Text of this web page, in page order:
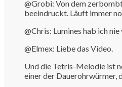
@Grobi: Von dem
beeindruckt. Läuft immer
@Chris: Lumines hab ich
@Elmex: Liebe das Video.
Und die Tetris-Melodie ist
einer der Dauerohrwürmer,